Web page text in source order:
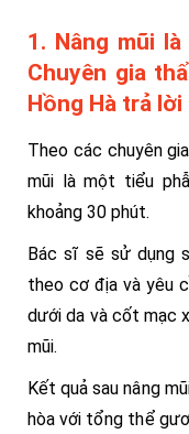
1. Nâng mũi
Chuyên gia
Hồng Hà trả lời
Theo các chuyên
mũi là một tiểu
khoảng 30 phút.
Bác sĩ sẽ sử dụng
theo cơ địa và yêu
dưới da và cốt mạc
mũi.
Kết quả sau nâng
hòa với tổng thể